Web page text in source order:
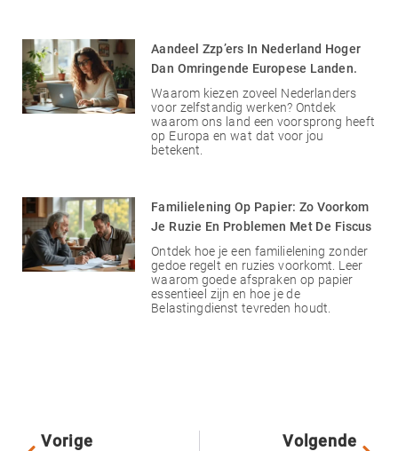
Aandeel Zzp’ers In Nederland Hoger
Dan Omringende Europese Landen.
Waarom kiezen zoveel Nederlanders
voor zelfstandig werken? Ontdek
waarom ons land een voorsprong heeft
op Europa en wat dat voor jou
betekent.
Familielening Op Papier: Zo Voorkom
Je Ruzie En Problemen Met De Fiscus
Ontdek hoe je een familielening zonder
gedoe regelt en ruzies voorkomt. Leer
waarom goede afspraken op papier
essentieel zijn en hoe je de
Belastingdienst tevreden houdt.
Vorige Volgende